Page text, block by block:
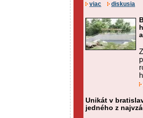
viac diskusia
Unikát v
jedného z